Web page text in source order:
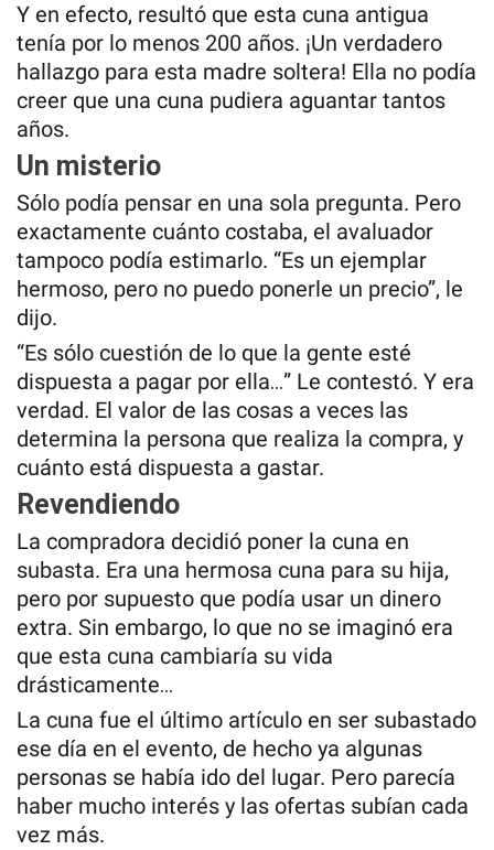
Y en efecto, resultó que esta cuna antigua
tenía por lo menos 200 años. ¡Un verdadero
hallazgo para esta madre soltera! Ella no podía
creer que una cuna pudiera aguantar tantos
años.
Un misterio
Sólo podía pensar en una sola pregunta. Pero
exactamente cuánto costaba, el avaluador
tampoco podía estimarlo. “Es un ejemplar
hermoso, pero no puedo ponerle un precio”, le
dijo.
“Es sólo cuestión de lo que la gente esté
dispuesta a pagar por ella…” Le contestó. Y era
verdad. El valor de las cosas a veces las
determina la persona que realiza la compra, y
cuánto está dispuesta a gastar.
Revendiendo
La compradora decidió poner la cuna en
subasta. Era una hermosa cuna para su hija,
pero por supuesto que podía usar un dinero
extra. Sin embargo, lo que no se imaginó era
que esta cuna cambiaría su vida
drásticamente…
La cuna fue el último artículo en ser subastado
ese día en el evento, de hecho ya algunas
personas se había ido del lugar. Pero parecía
haber mucho interés y las ofertas subían cada
vez más.